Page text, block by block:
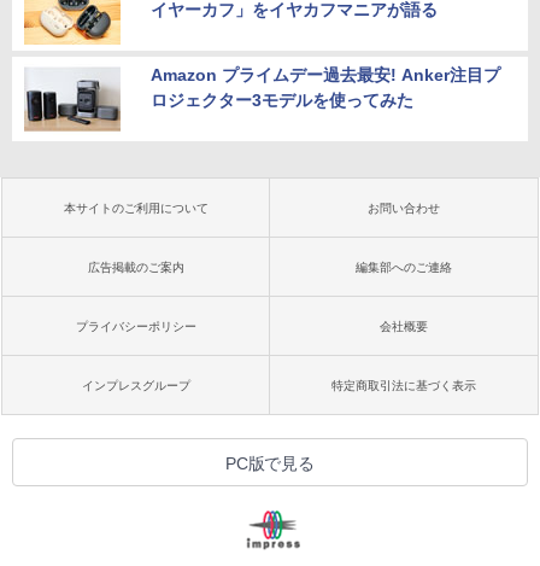
イヤーカフ」をイヤカフマニアが語る
Amazon プライムデー過去最安! Anker注目プ
ロジェクター3モデルを使ってみた
本サイトのご利用について お問い合わせ
広告掲載のご案内 編集部へのご連絡
プライバシーポリシー 会社概要
インプレスグループ 特定商取引法に基づく表示
PC版で見る